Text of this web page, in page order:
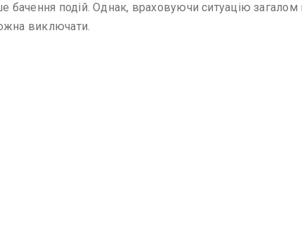
бачення подій. Однак, враховуючи ситуацію загалом
виключати.